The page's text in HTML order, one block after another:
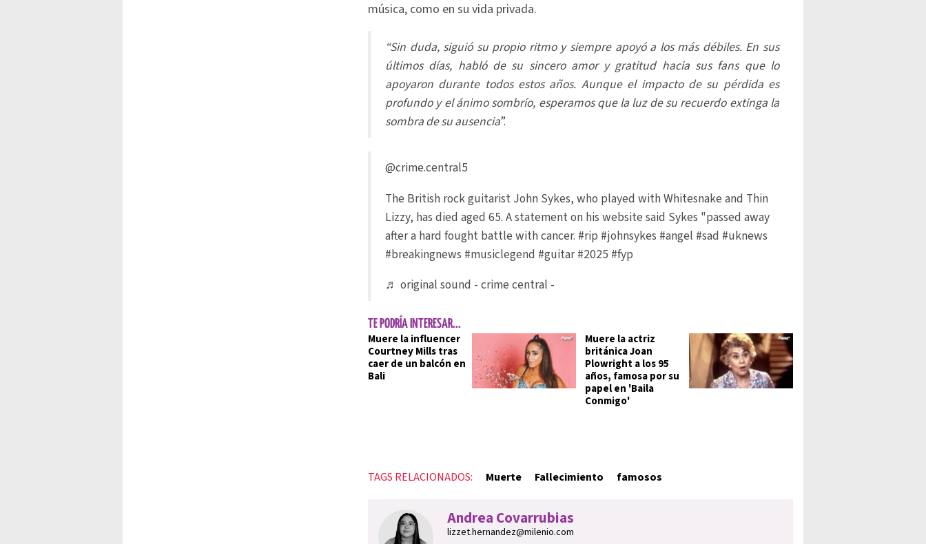
música, como en su vida privada.
“Sin duda, siguió su propio ritmo y siempre apoyó a los más débiles. En sus
últimos días, habló de su sincero amor y gratitud hacia sus fans que lo
apoyaron durante todos estos años. Aunque el impacto de su pérdida es
profundo y el ánimo sombrío, esperamos que la luz de su recuerdo extinga la
sombra de su ausencia”.
@crime.central5
The British rock guitarist John Sykes, who played with Whitesnake and Thin
Lizzy, has died aged 65. A statement on his website said Sykes "passed away
after a hard fought battle with cancer. #rip #johnsykes #angel #sad #uknews
#breakingnews #musiclegend #guitar #2025 #fyp
♬ original sound - crime central -
TE PODRÍA INTERESAR...
Muere la influencer
Courtney Mills tras
caer de un balcón en
Bali
Muere la actriz
británica Joan
Plowright a los 95
años, famosa por su
papel en 'Baila
Conmigo'
TAGS RELACIONADOS: Muerte Fallecimiento famosos
Andrea Covarrubias
lizzet.hernandez@milenio.com